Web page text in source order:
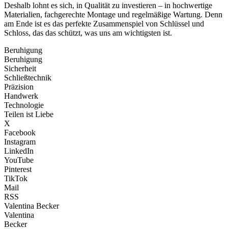
Deshalb lohnt es sich, in Qualität zu investieren – in hochwertige
Materialien, fachgerechte Montage und regelmäßige Wartung. Denn
am Ende ist es das perfekte Zusammenspiel von Schlüssel und
Schloss, das das schützt, was uns am wichtigsten ist.
Beruhigung
Beruhigung
Sicherheit
Schließtechnik
Präzision
Handwerk
Technologie
Teilen ist Liebe
X
Facebook
Instagram
LinkedIn
YouTube
Pinterest
TikTok
Mail
RSS
Valentina Becker
Valentina
Becker